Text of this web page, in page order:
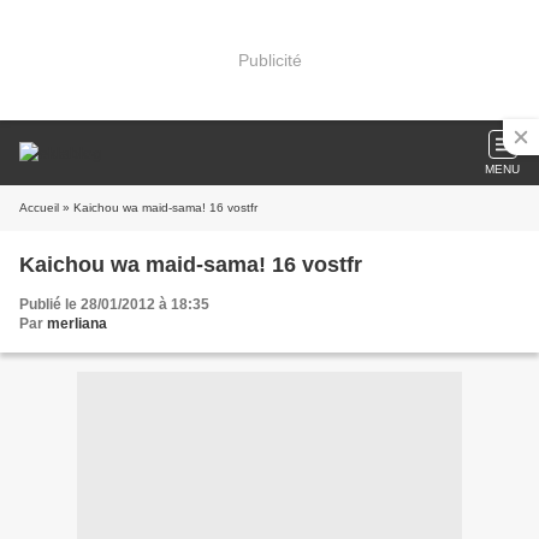
Publicité
MENU
Accueil » Kaichou wa maid-sama! 16 vostfr
Kaichou wa maid-sama! 16 vostfr
Publié le 28/01/2012 à 18:35
Par merliana